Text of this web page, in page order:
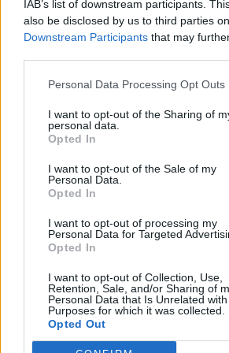
IAB’s list of downstream participants.
also be disclosed by us to third parties
Downstream Participants that may
Personal Data Processing Opt Outs
I want to opt-out of the Sharing of
personal data.
Opted In
I want to opt-out of the Sale of my
Personal Data.
Opted In
I want to opt-out of processing my
Personal Data for Targeted
Opted In
I want to opt-out of Collection, Use,
Retention, Sale, and/or Sharing of
Personal Data that Is Unrelated
Purposes for which it was collected.
Opted Out
voetballer hoort het bij het werk van de
gesprekken te voeren met potentiële
Vink gaat zelfs nog een stap verder en
zonder schroom bij PSV moet
zegt hij. "Dan is het aan PSV en Bosz
we niet doen."
Droomscenario
KNVB vooralsnog vooral naar haalbare
Reiziger kent de organisatie, heeft
nationale teams en past volgens insiders
langetermijnvisie die in Zeist is uitgezet.
Daardoor ontstaat een interessant
klinkt vooral de roep om Slot, terwijl